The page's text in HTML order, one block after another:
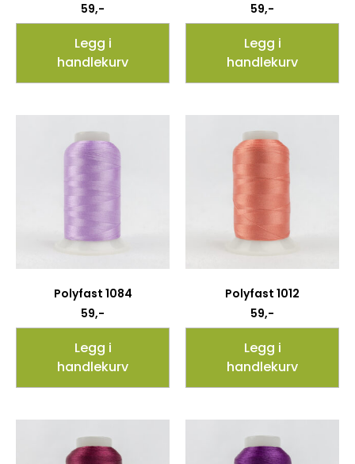
59,-
Legg i
handlekurv
59,-
Legg i
handlekurv
Polyfast 1084
59,-
Legg i
handlekurv
Polyfast 1012
59,-
Legg i
handlekurv